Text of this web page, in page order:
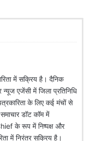
में सक्रिय है। दैनिक
एजेंसी में जिला प्रतिनिधि
के लिए कई मंचों से
डॉट कॉम में
के रूप में निष्पक्ष और
में निरंतर सक्रिय है।